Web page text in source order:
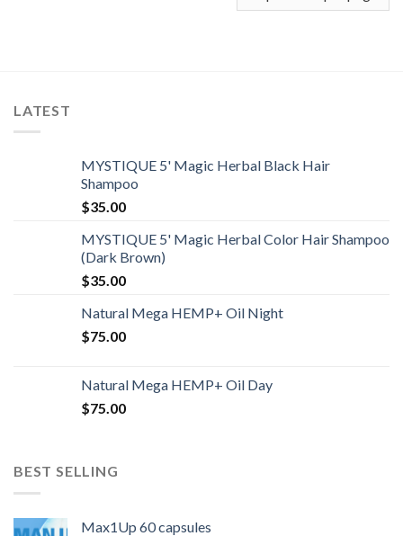
LATEST
MYSTIQUE 5' Magic Herbal Black Hair
Shampoo
$35.00
MYSTIQUE 5' Magic Herbal Color Hair Shampoo
(Dark Brown)
$35.00
Natural Mega HEMP+ Oil Night
$75.00
Natural Mega HEMP+ Oil Day
$75.00
BEST SELLING
Max1Up 60 capsules